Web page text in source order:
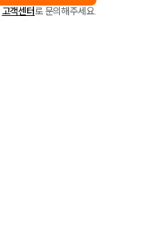
고객센터로 문의해주세요.